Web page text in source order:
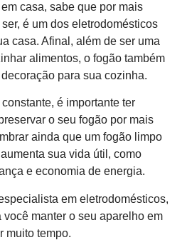
casa, sabe que por mais
é um dos eletrodomésticos
casa. Afinal, além de ser uma
alimentos, o fogão também
para sua cozinha.
é importante ter
o seu fogão por mais
ainda que um fogão limpo
sua vida útil, como
e economia de energia.
em eletrodomésticos,
manter o seu aparelho em
muito tempo.